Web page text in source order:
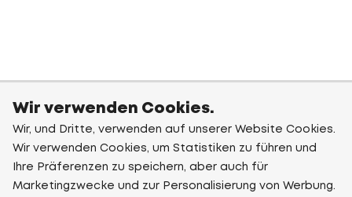
Wir verwenden Cookies.
Wir, und Dritte, verwenden auf unserer Website Cookies.
Wir verwenden Cookies, um Statistiken zu führen und
Ihre Präferenzen zu speichern, aber auch für
Marketingzwecke und zur Personalisierung von Werbung.